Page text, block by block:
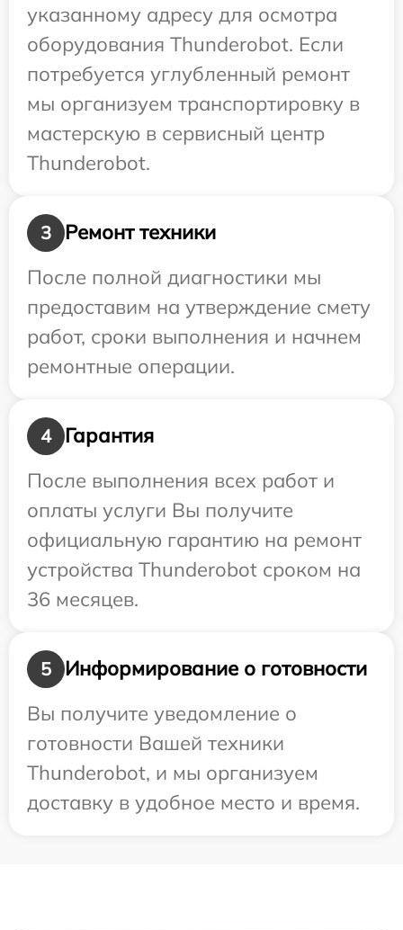
указанному адресу для осмотра
оборудования Thunderobot. Если
потребуется углубленный ремонт
мы организуем транспортировку в
мастерскую в сервисный центр
Thunderobot.
3
Ремонт техники
После полной диагностики мы
предоставим на утверждение смету
работ, сроки выполнения и начнем
ремонтные операции.
4
Гарантия
После выполнения всех работ и
оплаты услуги Вы получите
официальную гарантию на ремонт
устройства Thunderobot сроком на
36 месяцев.
5
Информирование о готовности
Вы получите уведомление о
готовности Вашей техники
Thunderobot, и мы организуем
доставку в удобное место и время.